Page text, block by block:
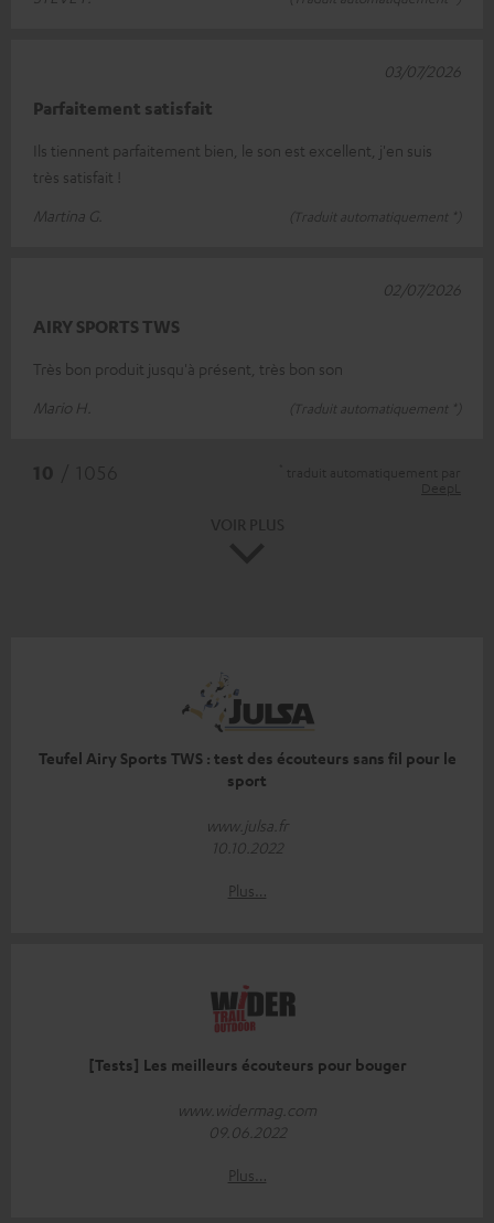
Parfaitement satisfait
Ils tiennent parfaitement bien, le son est excellent, j'en suis
très satisfait !
Martina G.
(Traduit automatiquement *)
03/07/2026
AIRY SPORTS TWS
Très bon produit jusqu'à présent, très bon son
Mario H.
(Traduit automatiquement *)
02/07/2026
Teufel Airy Sports TWS : test des écouteurs sans fil pour le
sport
www.julsa.fr
10.10.2022
Plus…
[Tests] Les meilleurs écouteurs pour bouger
www.widermag.com
09.06.2022
Plus…